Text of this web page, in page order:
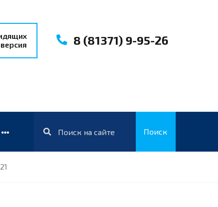
8 (81371) 9-95-26
Поиск